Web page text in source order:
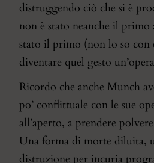
distruggendo ciò che si è
non è stato neanche il primo
stato il primo (non lo so con
diventare quel gesto
Ricordo che anche Munch
po’ conflittuale con le sue
all’aperto, a prendere
Una forma di morte diluita,
distruzione per incuria